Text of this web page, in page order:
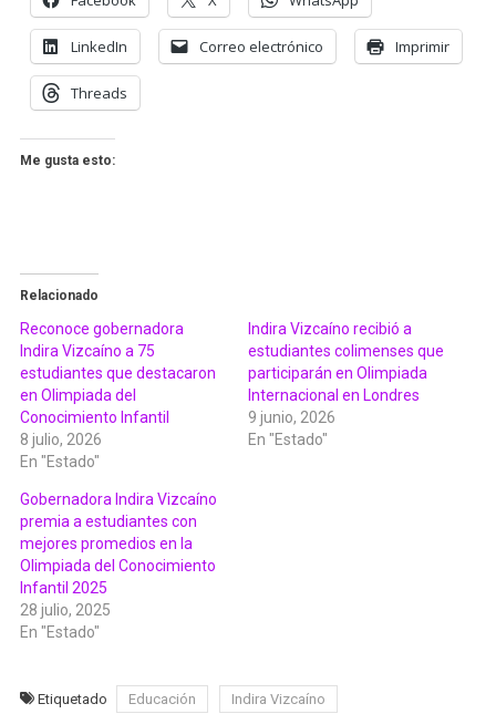
LinkedIn Correo electrónico Imprimir
Threads
Me gusta esto:
Relacionado
Reconoce gobernadora
Indira Vizcaíno a 75
estudiantes que destacaron
en Olimpiada del
Conocimiento Infantil
8 julio, 2026
En "Estado"
Indira Vizcaíno recibió a
estudiantes colimenses que
participarán en Olimpiada
Internacional en Londres
9 junio, 2026
En "Estado"
Gobernadora Indira Vizcaíno
premia a estudiantes con
mejores promedios en la
Olimpiada del Conocimiento
Infantil 2025
28 julio, 2025
En "Estado"
Etiquetado Educación Indira Vizcaíno